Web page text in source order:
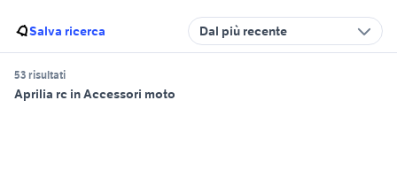
Salva ricerca Dal più recente
53 risultati
Aprilia rc in Accessori moto